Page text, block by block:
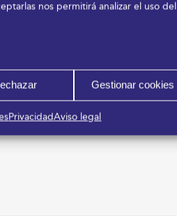
nos permitirá analizar el uso del
Gestionar cookies
PrivacidadAviso legal